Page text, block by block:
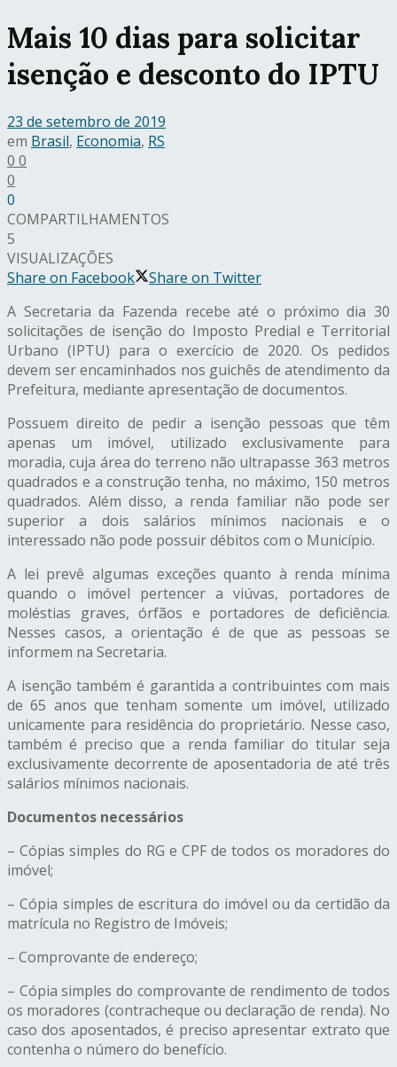
Mais 10 dias para solicitar
isenção e desconto do IPTU
23 de setembro de 2019
em Brasil, Economia, RS
0 0
0
0
COMPARTILHAMENTOS
5
VISUALIZAÇÕES
Share on Facebook
Share on Twitter
A Secretaria da Fazenda recebe até o próximo dia 30
solicitações de isenção do Imposto Predial e Territorial
Urbano (IPTU) para o exercício de 2020. Os pedidos
devem ser encaminhados nos guichês de atendimento da
Prefeitura, mediante apresentação de documentos.
Possuem direito de pedir a isenção pessoas que têm
apenas um imóvel, utilizado exclusivamente para
moradia, cuja área do terreno não ultrapasse 363 metros
quadrados e a construção tenha, no máximo, 150 metros
quadrados. Além disso, a renda familiar não pode ser
superior a dois salários mínimos nacionais e o
interessado não pode possuir débitos com o Município.
A lei prevê algumas exceções quanto à renda mínima
quando o imóvel pertencer a viúvas, portadores de
moléstias graves, órfãos e portadores de deficiência.
Nesses casos, a orientação é de que as pessoas se
informem na Secretaria.
A isenção também é garantida a contribuintes com mais
de 65 anos que tenham somente um imóvel, utilizado
unicamente para residência do proprietário. Nesse caso,
também é preciso que a renda familiar do titular seja
exclusivamente decorrente de aposentadoria de até três
salários mínimos nacionais.
Documentos necessários
– Cópias simples do RG e CPF de todos os moradores do
imóvel;
– Cópia simples de escritura do imóvel ou da certidão da
matrícula no Registro de Imóveis;
– Comprovante de endereço;
– Cópia simples do comprovante de rendimento de todos
os moradores (contracheque ou declaração de renda). No
caso dos aposentados, é preciso apresentar extrato que
contenha o número do benefício.